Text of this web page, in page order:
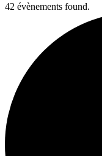
42 évènements found.